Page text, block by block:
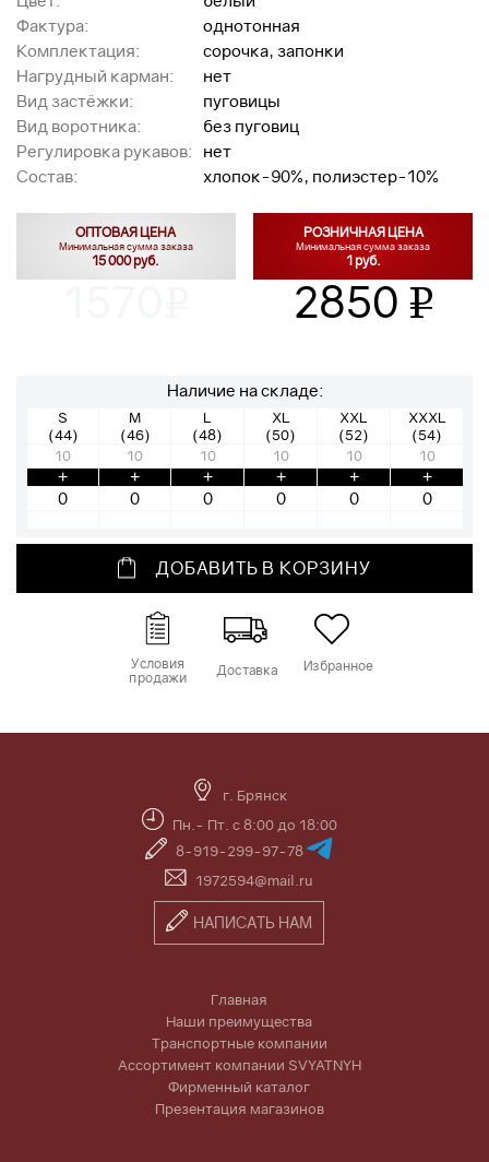
Фактура:
однотонная
Комплектация:
сорочка, запонки
Нагрудный карман:
нет
Вид застёжки:
пуговицы
Вид воротника:
без пуговиц
Регулировка рукавов:
нет
Состав:
хлопок-90%, полиэстер-10%
ОПТОВАЯ ЦЕНА
Минимальная сумма заказа
15 000 руб.
РОЗНИЧНАЯ ЦЕНА
Минимальная сумма заказа
1 руб.
2850 v
Наличие на складе:
S
(44)
M
(46)
L
(48)
XL
(50)
XXL
(52)
XXXL
(54)
10
+
10
+
10
+
10
+
10
+
10
+
ДОБАВИТЬ В КОРЗИНУ
Условия
продажи
Доставка Избранное
г. Брянск
Пн.- Пт. с 8:00 до 18:00
8-919-299-97-78
1972594@mail.ru
НАПИСАТЬ НАМ
Главная
Наши преимущества
Транспортные компании
Ассортимент компании SVYATNYH
Фирменный каталог
Презентация магазинов